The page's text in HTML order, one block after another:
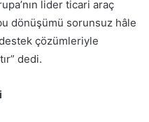
lider ticari araç
dönüşümü sorunsuz hâle
çözümleriyle
dedi.